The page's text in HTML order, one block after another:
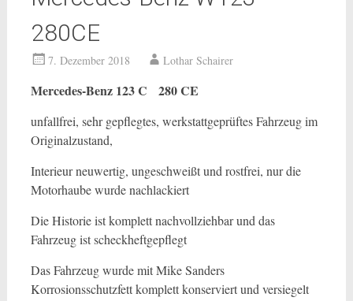
280CE
7. Dezember 2018 Lothar Schairer
Mercedes-Benz 123 C 280 CE
unfallfrei, sehr gepflegtes, werkstattgeprüftes Fahrzeug im
Originalzustand,
Interieur neuwertig, ungeschweißt und rostfrei, nur die
Motorhaube wurde nachlackiert
Die Historie ist komplett nachvollziehbar und das
Fahrzeug ist scheckheftgepflegt
Das Fahrzeug wurde mit Mike Sanders
Korrosionsschutzfett komplett konserviert und versiegelt